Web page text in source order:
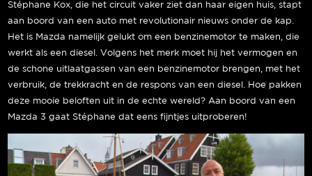
Stéphane Kox, die het circuit vaker ziet dan haar eigen huis, stapt
aan boord van een auto met revolutionair nieuws onder de kap.
Het is Mazda namelijk gelukt om een benzinemotor te maken, die
werkt als een diesel. Volgens het merk moet hij het vermogen en
de schone uitlaatgassen van een benzinemotor brengen, met het
verbruik, de trekkracht en de respons van een diesel. Hoe pakken
deze mooie beloften uit in de echte wereld? Aan boord van een
Mazda 3 gaat Stéphane dat eens fijntjes uitproberen!